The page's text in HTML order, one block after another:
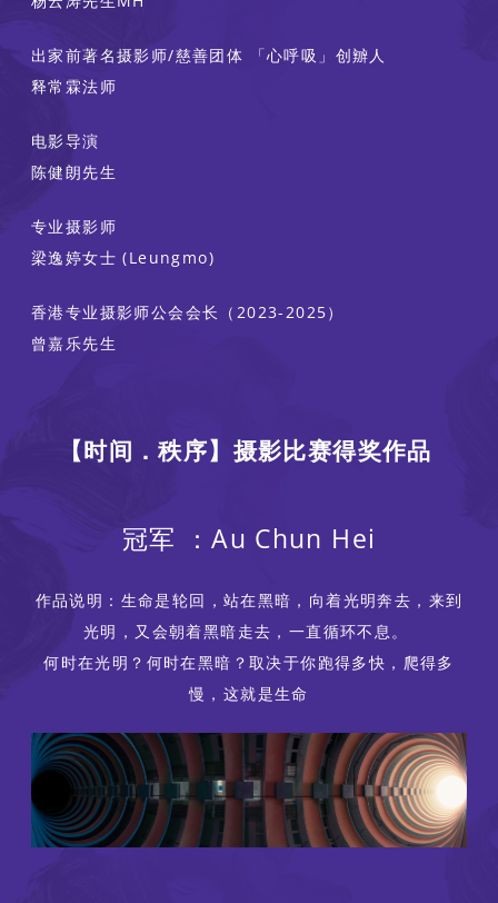
出家前著名摄影师/慈善团体 「心呼吸」创辧人
释常霖法师
电影导演
陈健朗先生
专业摄影师
梁逸婷女士 (Leungmo)
香港专业摄影师公会会长（2023-2025）
曾嘉乐先生
【时间．秩序】摄影比赛得奖作品
冠军 ：Au Chun Hei
作品说明：生命是轮回，站在黑暗，向着光明奔去，来到
光明，又会朝着黑暗走去，一直循环不息。
何时在光明？何时在黑暗？取决于你跑得多快，爬得多
慢，这就是生命